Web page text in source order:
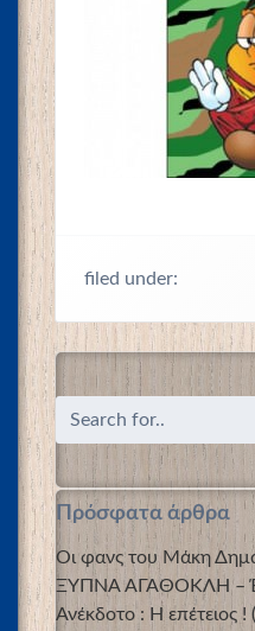
filed under:
Πρόσφατα άρθρα
Οι φανς του Μάκη
ΞΥΠΝΑ ΑΓΑΘΟΚΛΗ –
Ανέκδοτο : Η επέτειος !